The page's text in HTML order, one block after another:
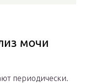
мочи
периодически.